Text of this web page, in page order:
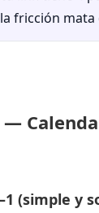
la fricción
(simple y